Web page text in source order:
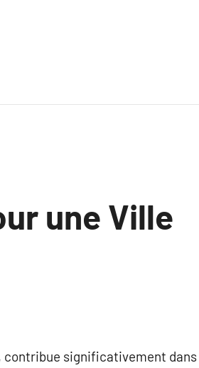
une Ville
contribue significativement dans